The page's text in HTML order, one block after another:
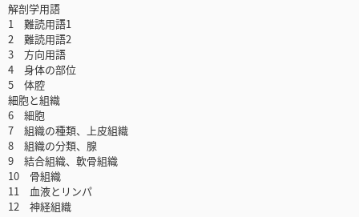
解剖学用語
1 難読用語1
2 難読用語2
3 方向用語
4 身体の部位
5 体腔
細胞と組織
6 細胞
7 組織の種類、上皮組織
8 組織の分類、腺
9 結合組織、軟骨組織
10 骨組織
11 血液とリンパ
12 神経組織